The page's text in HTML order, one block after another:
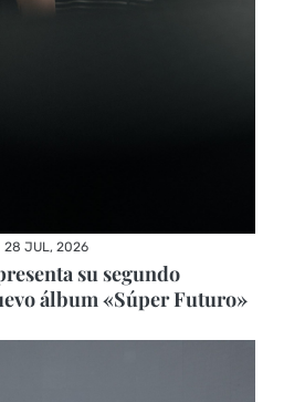
28 JUL, 2026
su segundo
álbum «Súper Futuro»